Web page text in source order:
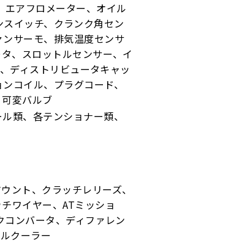
アフロメーター、オイル
イッチ、クランク角セン
サーモ、排気温度センサ
、スロットルセンサー、イ
ディストリビュータキャッ
コイル、プラグコード、
変バルブ
類、各テンショナー類、
ント、クラッチレリーズ、
ワイヤー、ATミッショ
ンバータ、ディファレン
クーラー